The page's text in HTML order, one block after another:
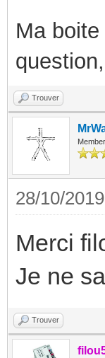
Ma
Trouver
Member
28/10/
Merci
Je ne
Trouver